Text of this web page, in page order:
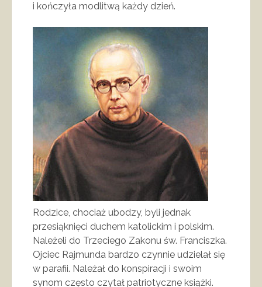
i kończyła modlitwą każdy dzień.
Rodzice, chociaż ubodzy, byli jednak
przesiąknięci duchem katolickim i polskim.
Należeli do Trzeciego Zakonu św. Franciszka.
Ojciec Rajmunda bardzo czynnie udzielał się
w parafii. Należał do konspiracji i swoim
synom często czytał patriotyczne książki.